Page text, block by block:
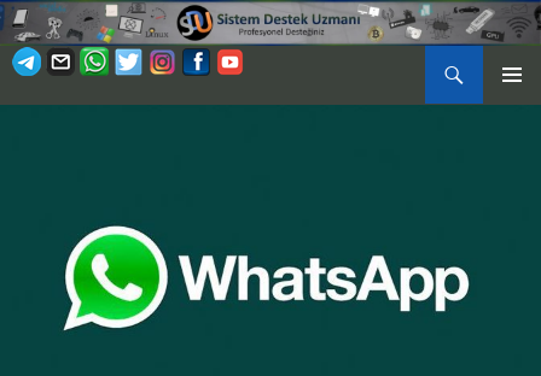
Ara